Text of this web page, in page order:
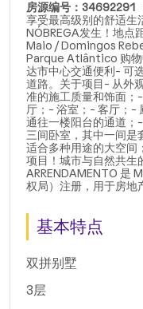
房源编号：34692291
享受最高级别的舒适生
NÓBREGA发生！地点
Maio / Domingos
Parque Atlântico 购物
达市中心交通便利- 可
道路。关于项目- 从外
准的施工质量和饰面
厅；- 浴室；- 客厅；-
通往一楼阳台的通道；
三间卧室，其中一间
适合多种用途的大空间
项目！城市与自然共生
ARRENDAMENTO 是
权局）注册，用于房地
基本特点
双拼别墅
3层